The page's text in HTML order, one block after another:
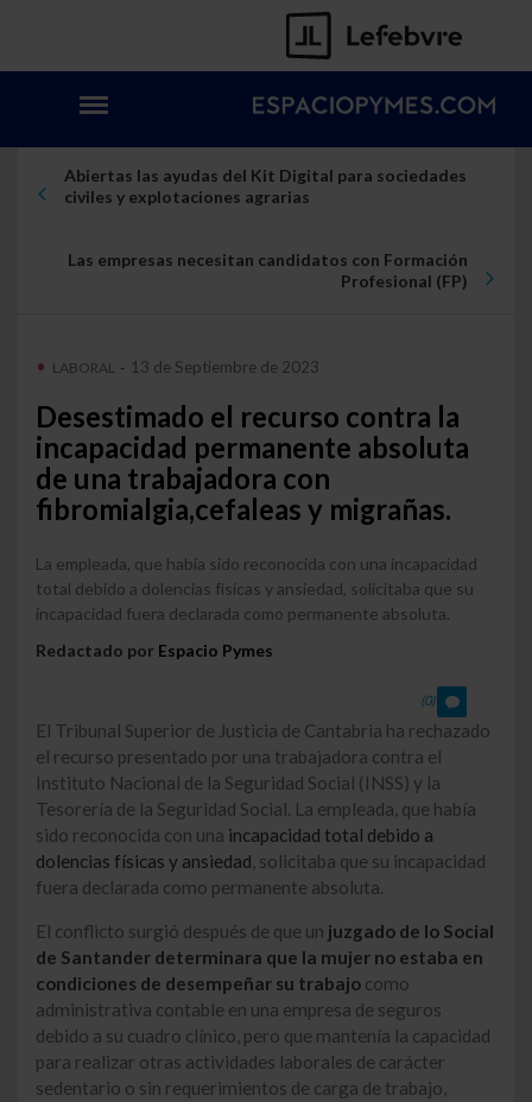
Abiertas las ayudas del Kit Digital para sociedades
civiles y explotaciones agrarias
Las empresas necesitan candidatos con Formación
Profesional (FP)
LABORAL - 13 de Septiembre de 2023
Desestimado el recurso contra la
incapacidad permanente absoluta
de una trabajadora con
fibromialgia,cefaleas y migrañas.
La empleada, que había sido reconocida con una incapacidad
total debido a dolencias físicas y ansiedad, solicitaba que su
incapacidad fuera declarada como permanente absoluta.
Redactado por Espacio Pymes
(0)
El Tribunal Superior de Justicia de Cantabria ha rechazado
el recurso presentado por una trabajadora contra el
Instituto Nacional de la Seguridad Social (INSS) y la
Tesorería de la Seguridad Social. La empleada, que había
sido reconocida con una incapacidad total debido a
dolencias físicas y ansiedad , solicitaba que su incapacidad
fuera declarada como permanente absoluta.
El conflicto surgió después de que un juzgado de lo Social
de Santander determinara que la mujer no estaba en
condiciones de desempeñar su trabajo como
administrativa contable en una empresa de seguros
debido a su cuadro clínico, pero que mantenía la capacidad
para realizar otras actividades laborales de carácter
sedentario o sin requerimientos de carga de trabajo,